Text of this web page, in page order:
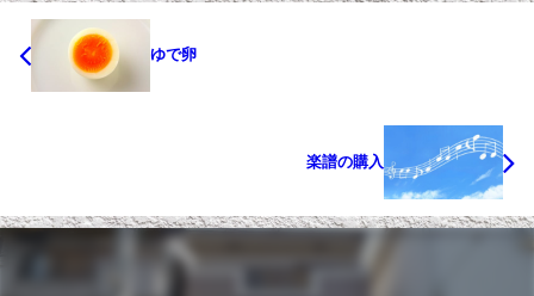
ゆで卵
楽譜の購入